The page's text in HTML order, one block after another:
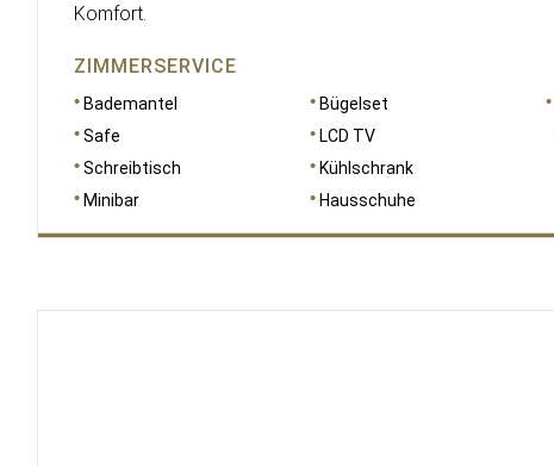
Komfort.
ZIMMERSERVICE
Bademantel
Safe
Schreibtisch
Minibar
Bügelset
LCD TV
Kühlschrank
Hausschuhe